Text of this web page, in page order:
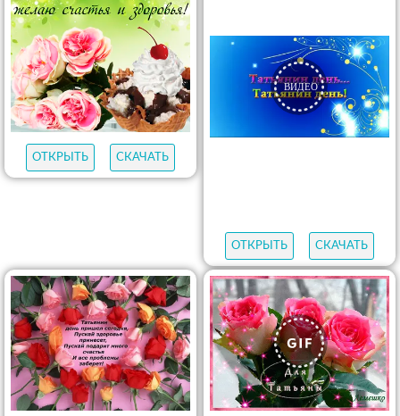
ОТКРЫТЬ СКАЧАТЬ
ОТКРЫТЬ СКАЧАТЬ